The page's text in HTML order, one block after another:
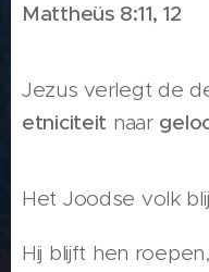
Mattheüs 8:11, 12
Jezus verlegt de
etniciteit naar
Het Joodse volk
Hij blijft hen